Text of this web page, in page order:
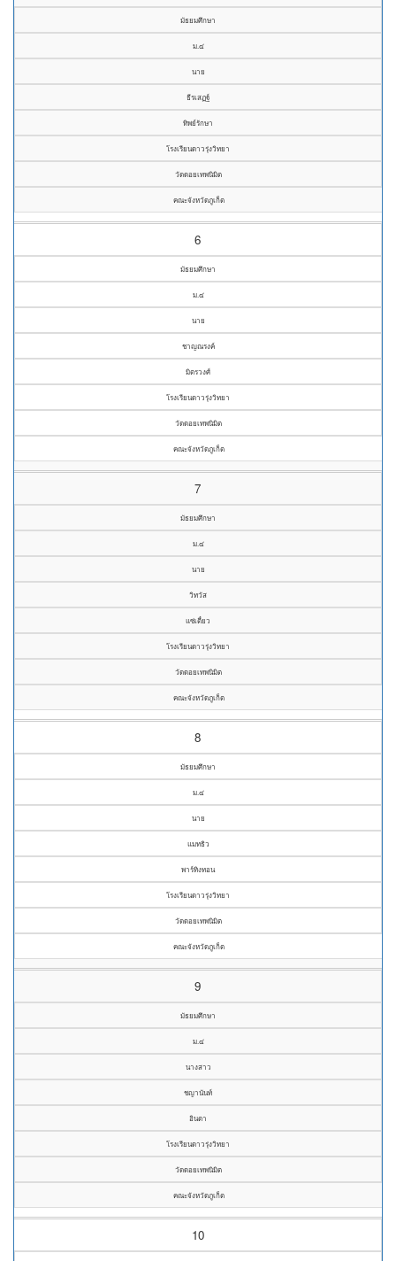
มัธยมศึกษา
ม.๔
นาย
ธีรเสฏฐ์
ทิพย์รักษา
โรงเรียนดาวรุ่งวิทยา
วัดดอยเทพนิมิต
คณะจังหวัดภูเก็ต
6
มัธยมศึกษา
ม.๔
นาย
ชาญณรงค์
มิตรวงศ์
โรงเรียนดาวรุ่งวิทยา
วัดดอยเทพนิมิต
คณะจังหวัดภูเก็ต
7
มัธยมศึกษา
ม.๔
นาย
วิทวัส
แซ่เตี๋ยว
โรงเรียนดาวรุ่งวิทยา
วัดดอยเทพนิมิต
คณะจังหวัดภูเก็ต
8
มัธยมศึกษา
ม.๔
นาย
แมทธิว
พาร์ทิงทอน
โรงเรียนดาวรุ่งวิทยา
วัดดอยเทพนิมิต
คณะจังหวัดภูเก็ต
9
มัธยมศึกษา
ม.๔
นางสาว
ชญานันท์
อินตา
โรงเรียนดาวรุ่งวิทยา
วัดดอยเทพนิมิต
คณะจังหวัดภูเก็ต
10